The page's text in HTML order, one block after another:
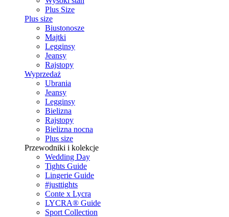
Plus Size
Plus size
Biustonosze
Majtki
Legginsy
Jeansy
Rajstopy
Wyprzedaż
Ubrania
Jeansy
Legginsy
Bielizna
Rajstopy
Bielizna nocna
Plus size
Przewodniki i kolekcje
Wedding Day
Tights Guide
Lingerie Guide
#justtights
Conte x Lycra
LYCRA® Guide
Sport Сollection